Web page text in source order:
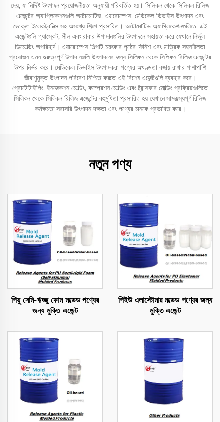
দেয়, যা নির্দিষ্ট উৎপাদন প্রয়োজনীয়তা অনুযায়ী পরিবর্তিত হয়। সিলিকন থেকে সিলিকন রিলিজ
এজেন্টের অ্যাপ্লিকেশনগুলি অটোমোটিভ, এয়ারোস্পেস, মেডিকেল ডিভাইস উৎপাদন এবং
ভোক্তা ইলেকট্রনিক্স সহ অসংখ্য শিল্পে প্রসারিত। অটোমোটিভ অ্যাপ্লিকেশনগুলিতে, এই
এজেন্টগুলি গ্যাস্কেট, সীল এবং রাবার উপাদানগুলির উৎপাদনে সহায়তা করে যেখানে নির্ভুল
ডিমোল্ডিং অপরিহার্য। এয়ারোস্পেস শিল্পটি চমৎকার পৃষ্ঠের ফিনিশ এবং মাত্রিক সহনশীলতা
প্রয়োজন এমন গুরুত্বপূর্ণ উপাদানগুলি উৎপাদনের জন্য সিলিকন থেকে সিলিকন রিলিজ এজেন্টের
উপর নির্ভর করে। মেডিকেল ডিভাইস উৎপাদকরা পণ্যের অখণ্ডতা বজায় রাখার পাশাপাশি
জীবাণুমুক্ত উৎপাদন পরিবেশ নিশ্চিত করতে এই বিশেষ এজেন্টগুলি ব্যবহার করে।
প্রোটোটাইপিং, ইনজেকশন মোল্ডিং, কম্প্রেশন মোল্ডিং এবং ট্রান্সফার মোল্ডিং প্রক্রিয়াগুলিতে
সিলিকন থেকে সিলিকন রিলিজ এজেন্টের বহুমুখিতা প্রসারিত হয় যেখানে সামঞ্জস্যপূর্ণ রিলিজ
কর্মক্ষমতা সরাসরি উৎপাদন দক্ষতা এবং পণ্যের মানকে প্রভাবিত করে।
নতুন পণ্য
পিয়ু সেমি-ঋজ্জু ফোম মল্ডেড পণ্যের
জন্য মুক্তি এজেন্ট
পিইউ এলাস্টোমার মল্ডেড পণ্যের জন্য
মুক্তি এজেন্ট